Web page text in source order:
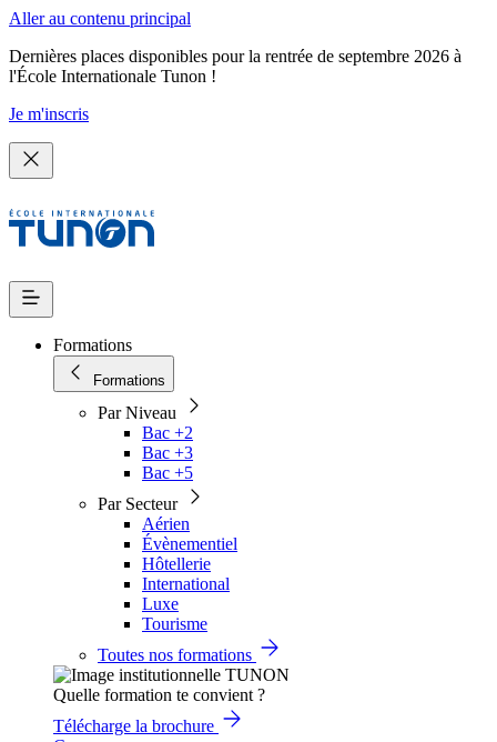
Aller au contenu principal
Dernières places disponibles pour la rentrée de septembre 2026 à
l'École Internationale Tunon !
Je m'inscris
Formations
Formations
Par Niveau
Bac +2
Bac +3
Bac +5
Par Secteur
Aérien
Évènementiel
Hôtellerie
International
Luxe
Tourisme
Toutes nos formations
Quelle formation te convient ?
Télécharge la brochure